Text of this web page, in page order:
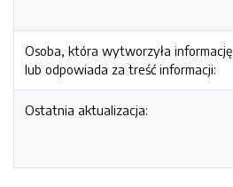
Osoba, która wytworzyła informację
lub odpowiada za treść informacji:
Ostatnia aktualizacja: